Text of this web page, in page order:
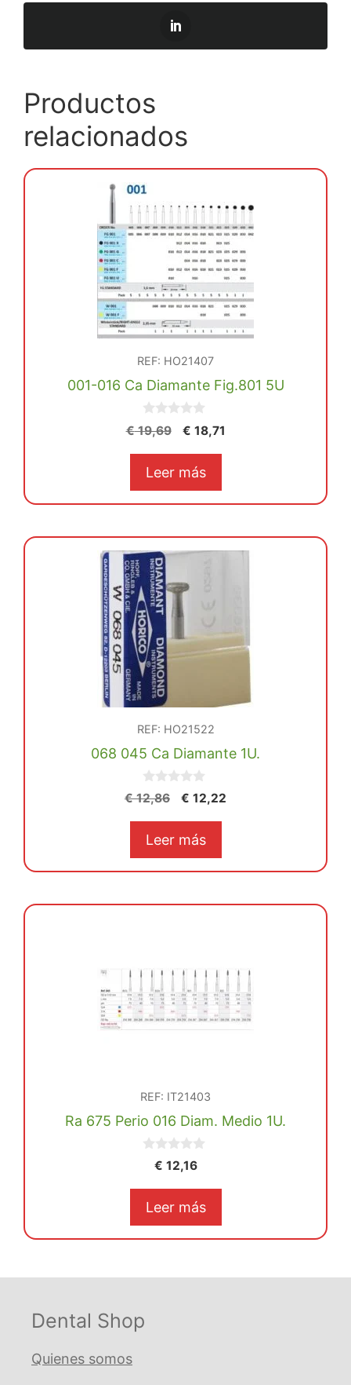
Productos
relacionados
REF: HO21407
001-016 Ca Diamante Fig.801 5U
0
d
€19,69
El
original
€ 19,69.
€ 18,71
€ 18,71.
Leer más
REF: HO21522
068 045 Ca Diamante 1U.
0
d
€12,86
El
original
€ 12,86.
€ 12,22
€ 12,22.
Leer más
REF: IT21403
Ra 675 Perio 016 Diam. Medio 1U.
€ 12,16
Leer más
Dental Shop
Quienes somos